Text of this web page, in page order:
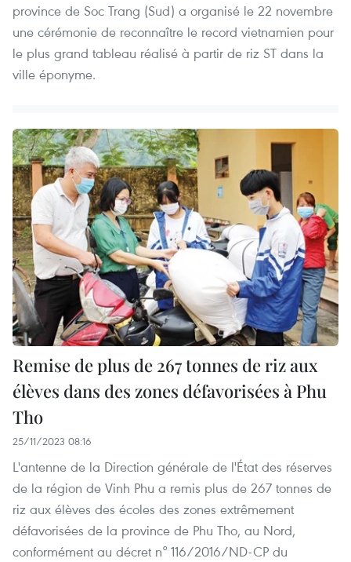
province de Soc Trang (Sud) a organisé le 22 novembre
une cérémonie de reconnaître le record vietnamien pour
le plus grand tableau réalisé à partir de riz ST dans la
ville éponyme.
Remise de plus de 267 tonnes de riz aux
élèves dans des zones défavorisées à Phu
Tho
25/11/2023 08:16
L'antenne de la Direction générale de l'État des réserves
de la région de Vinh Phu a remis plus de 267 tonnes de
riz aux élèves des écoles des zones extrêmement
défavorisées de la province de Phu Tho, au Nord,
conformément au décret n° 116/2016/ND-CP du